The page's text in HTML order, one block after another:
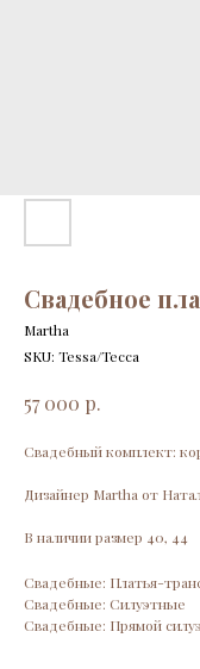
Свадебное
Martha
SKU: Tessa/Тесса
57 000 р.
Свадебный комплект:
Дизайнер Martha от
В наличии размер 40, 44
Свадебные: Платья-
Свадебные: Силуэтные
Свадебные: Прямой